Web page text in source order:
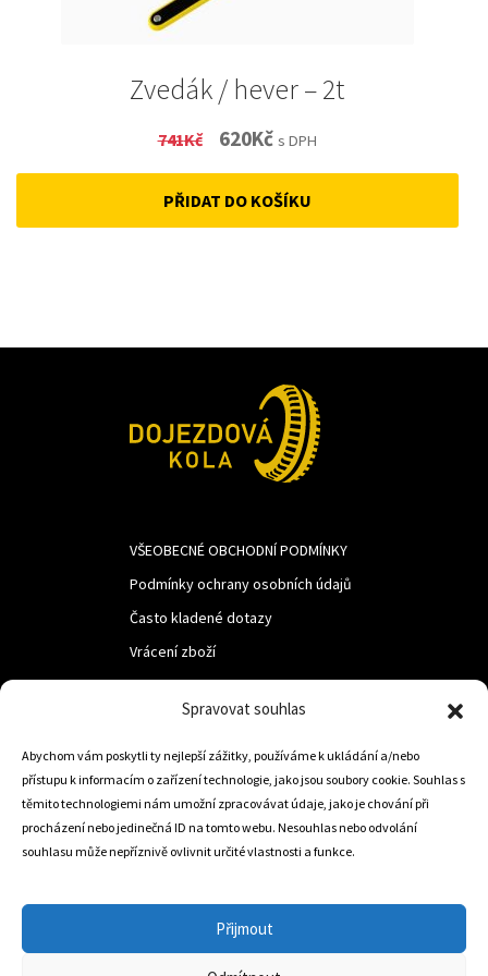
Spravovat souhlas
Abychom vám poskytli ty nejlepší zážitky, používáme k ukládání a/nebo
přístupu k informacím o zařízení technologie, jako jsou soubory cookie. Souhlas s
těmito technologiemi nám umožní zpracovávat údaje, jako je chování při
procházení nebo jedinečná ID na tomto webu. Nesouhlas nebo odvolání
souhlasu může nepříznivě ovlivnit určité vlastnosti a funkce.
Přijmout
Zvedák / hever – 2t
741Kč
Original
price
was:
620KčCurrent
price
is:
s DPH
PŘIDAT DO KOŠÍKU
VŠEOBECNÉ OBCHODNÍ PODMÍNKY
Podmínky ochrany osobních údajů
Často kladené dotazy
Vrácení zboží
LUF s.r.o.
Nám. M.R.Štefanika 518,
Trstená 02801
info@dojezdovakola.com